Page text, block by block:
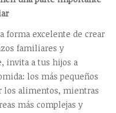
forma excelente de crear
familiares y
invita a tus hijos a
los más pequeños
los alimentos, mientras
más complejas y